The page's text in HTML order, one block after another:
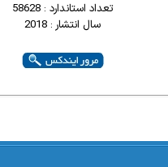
تعداد استاندارد : 58628
سال انتشار : 2018